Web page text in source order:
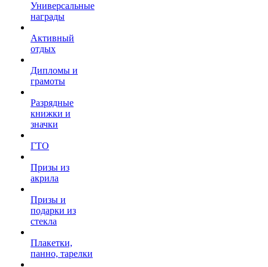
Универсальные
награды
Активный
отдых
Дипломы и
грамоты
Разрядные
книжки и
значки
ГТО
Призы из
акрила
Призы и
подарки из
стекла
Плакетки,
панно, тарелки